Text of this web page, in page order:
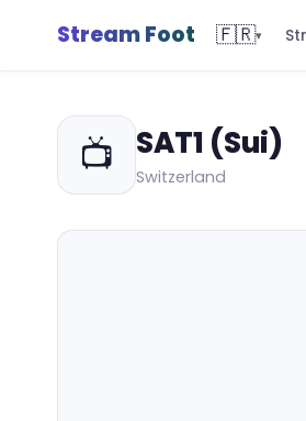
Stream Foot 🇫🇷▾
📺 SAT1 (Sui)
Switzerland